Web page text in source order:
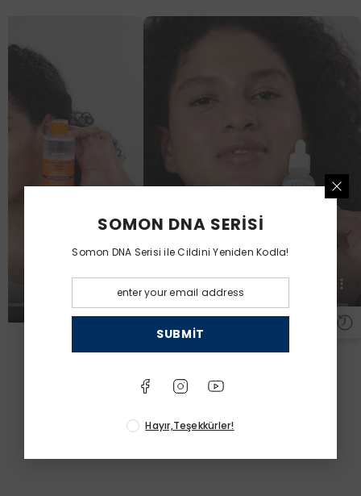
SOMON DNA SERİSİ
Somon DNA Serisi ile Cildini Yeniden Kodla!
SUBMIT
Hayır,Teşekkürler!